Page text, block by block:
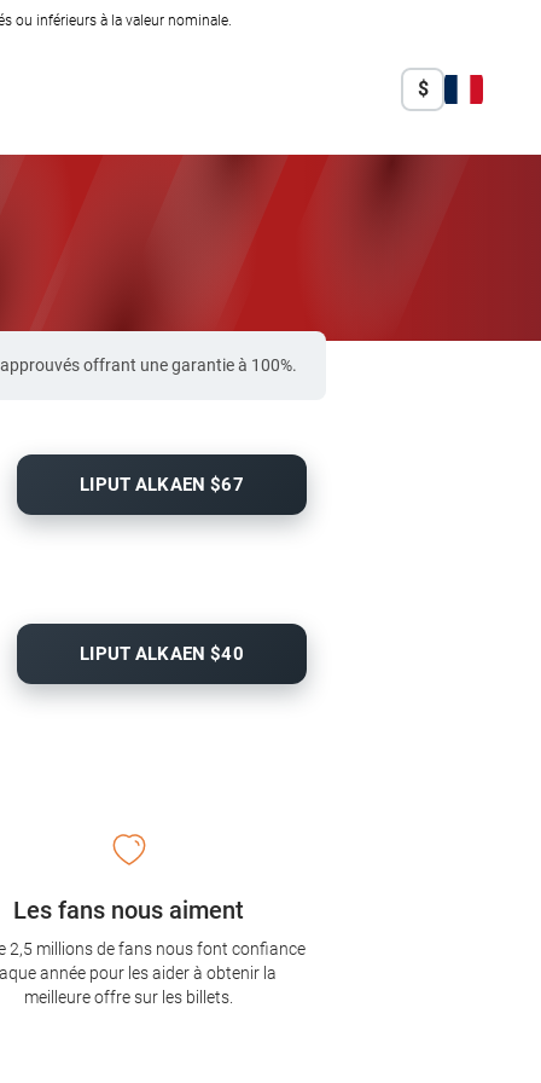
ou inférieurs à la valeur nominale.
$
offrant une garantie à 100%.
LIPUT ALKAEN $67
LIPUT ALKAEN $40
Les fans nous aiment
2,5 millions de fans nous font confiance
année pour les aider à obtenir la
meilleure offre sur les billets.